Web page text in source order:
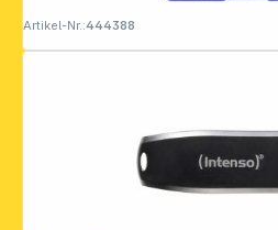
Artikel-Nr.:444388